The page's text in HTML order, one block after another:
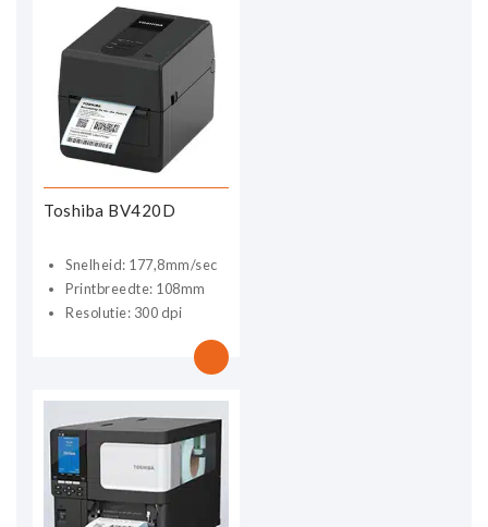
Toshiba BV420D
Snelheid: 177,8mm/sec
Printbreedte: 108mm
Resolutie: 300 dpi